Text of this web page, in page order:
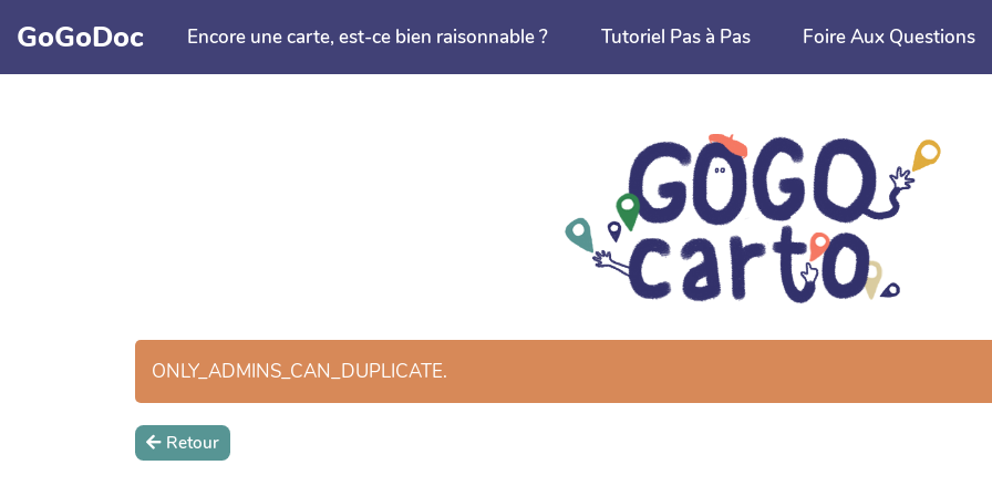
Aller au contenu principal
GoGoDoc Encore une carte, est-ce bien raisonnable ? Tutoriel Pas à Pas Foire Aux Questions
ONLY_ADMINS_CAN_DUPLICATE.
Retour